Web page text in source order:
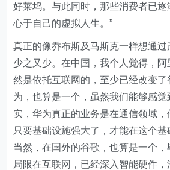
好莱坞。与此同时，那些消费者已
心于自己的虚拟人生。”
真正的像乔布斯及马斯克一样想通过
少之又少。在中国，我个人觉得，
然是依托互联网的，至少已经改变
为，也算是一个，虽然我们能够感
实，华为真正的业务是在通信领域，
只要基础设施强大了，才能在这个基
当然，在国外的谷歌，也算是一个
局限在互联网，已经深入智能硬件